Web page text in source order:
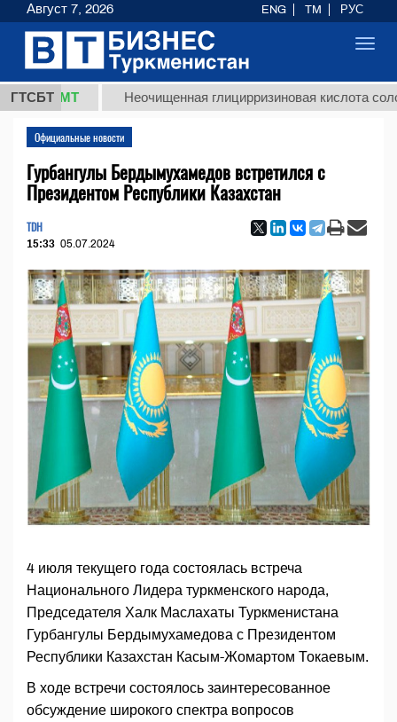
ГТСБТ
ТМТ Неочищенная глицирризиновая кислота
Официальные новости
Гурбангулы Бердымухамедов встретился с
Президентом Республики Казахстан
TDH
15:33 05.07.2024
4 июля текущего года состоялась встреча
Национального Лидера туркменского народа,
Председателя Халк Маслахаты Туркменистана
Гурбангулы Бердымухамедова с Президентом
Республики Казахстан Касым-Жомартом Токаевым.
В ходе встречи состоялось заинтересованное
обсуждение широкого спектра вопросов
Август 7, 2026 ENG TM РУС